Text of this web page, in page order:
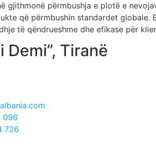
gjithmonë përmbushja e plotë e
që përmbushin standardet globale.
të qëndrueshme dhe efikase për
Demi”, Tiranë
096
726